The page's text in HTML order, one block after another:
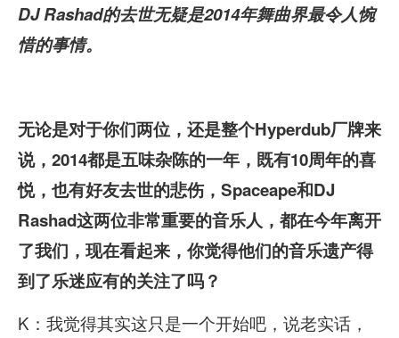
DJ Rashad的去世无疑是2014年舞曲界最令人惋
惜的事情。
无论是对于你们两位，还是整个Hyperdub厂牌来
说，2014都是五味杂陈的一年，既有10周年的喜
悦，也有好友去世的悲伤，Spaceape和DJ
Rashad这两位非常重要的音乐人，都在今年离开
了我们，现在看起来，你觉得他们的音乐遗产得
到了乐迷应有的关注了吗？
K：我觉得其实这只是一个开始吧，说老实话，